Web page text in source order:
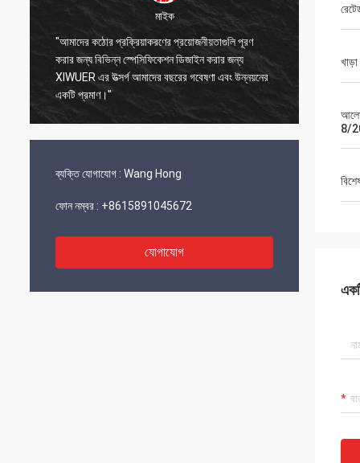
মাইক
"আমাদের কঠোর প্রক্রিয়াকরণের প্রয়োজনীয়তাগুলি পূরণ
করার জন্য বিভিন্ন স্পেসিফিকেশন ডিজাইন করার জন্য
XIWUER এর উত্সর্গ আমাদের বছরের গবেষণা এবং উন্নয়নের
একটি প্রমাণ।"
ব্যক্তি যোগাযোগ : Wang Hong
ফোন নম্বর : +8615891045672
যোগাযোগ
8/